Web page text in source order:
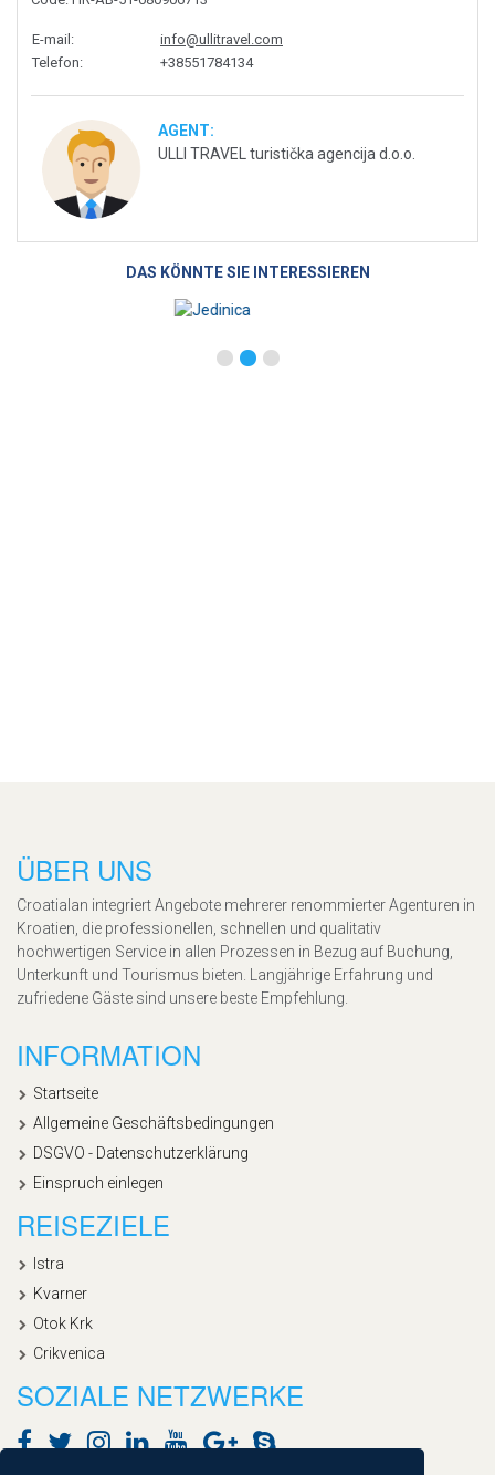
E-mail:
info@ullitravel.com
Telefon: +38551784134
AGENT:
ULLI TRAVEL turistička agencija d.o.o.
DAS KÖNNTE SIE INTERESSIEREN
ÜBER UNS
Croatialan integriert Angebote mehrerer renommierter Agenturen in
Kroatien, die professionellen, schnellen und qualitativ
hochwertigen Service in allen Prozessen in Bezug auf Buchung,
Unterkunft und Tourismus bieten. Langjährige Erfahrung und
zufriedene Gäste sind unsere beste Empfehlung.
INFORMATION
Startseite
Allgemeine Geschäftsbedingungen
DSGVO - Datenschutzerklärung
Einspruch einlegen
REISEZIELE
Istra
Kvarner
Otok Krk
Crikvenica
SOZIALE NETZWERKE